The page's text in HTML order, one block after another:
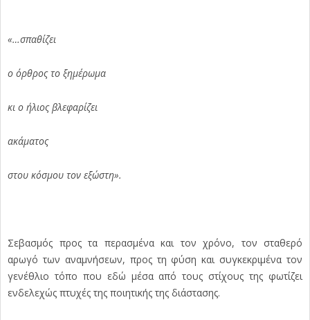
«…σπαθίζει
ο όρθρος το ξημέρωμα
κι ο ήλιος βλεφαρίζει
ακάματος
στου κόσμου τον εξώστη».
Σεβασμός προς τα περασμένα και τον χρόνο, τον σταθερό
αρωγό των αναμνήσεων, προς τη φύση και συγκεκριμένα τον
γενέθλιο τόπο που εδώ μέσα από τους στίχους της φωτίζει
ενδελεχώς πτυχές της ποιητικής της διάστασης.